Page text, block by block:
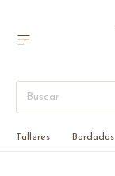
Talleres Bordados